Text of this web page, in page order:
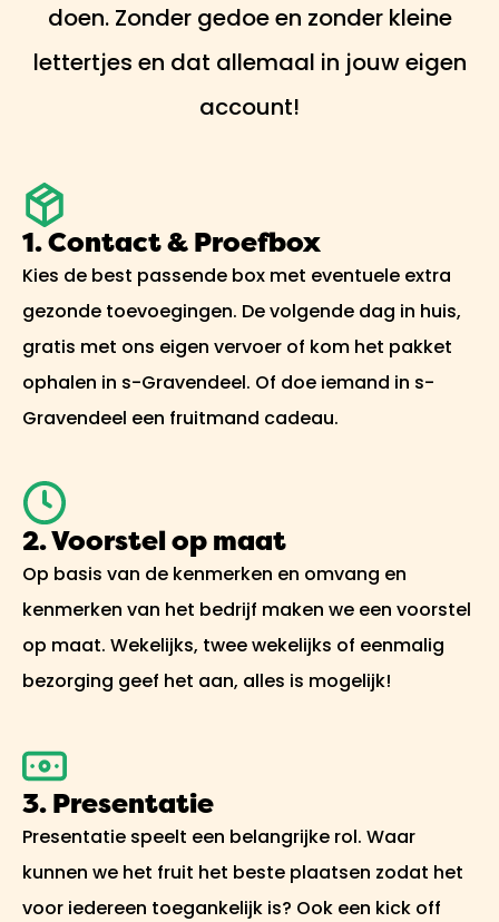
doen. Zonder gedoe en zonder kleine
lettertjes en dat allemaal in jouw eigen
account!
1. Contact & Proefbox
Kies de best passende box met eventuele extra
gezonde toevoegingen. De volgende dag in huis,
gratis met ons eigen vervoer of kom het pakket
ophalen in s-Gravendeel. Of doe iemand in s-
Gravendeel een fruitmand cadeau.
2. Voorstel op maat
Op basis van de kenmerken en omvang en
kenmerken van het bedrijf maken we een voorstel
op maat. Wekelijks, twee wekelijks of eenmalig
bezorging geef het aan, alles is mogelijk!
3. Presentatie
Presentatie speelt een belangrijke rol. Waar
kunnen we het fruit het beste plaatsen zodat het
voor iedereen toegankelijk is? Ook een kick off